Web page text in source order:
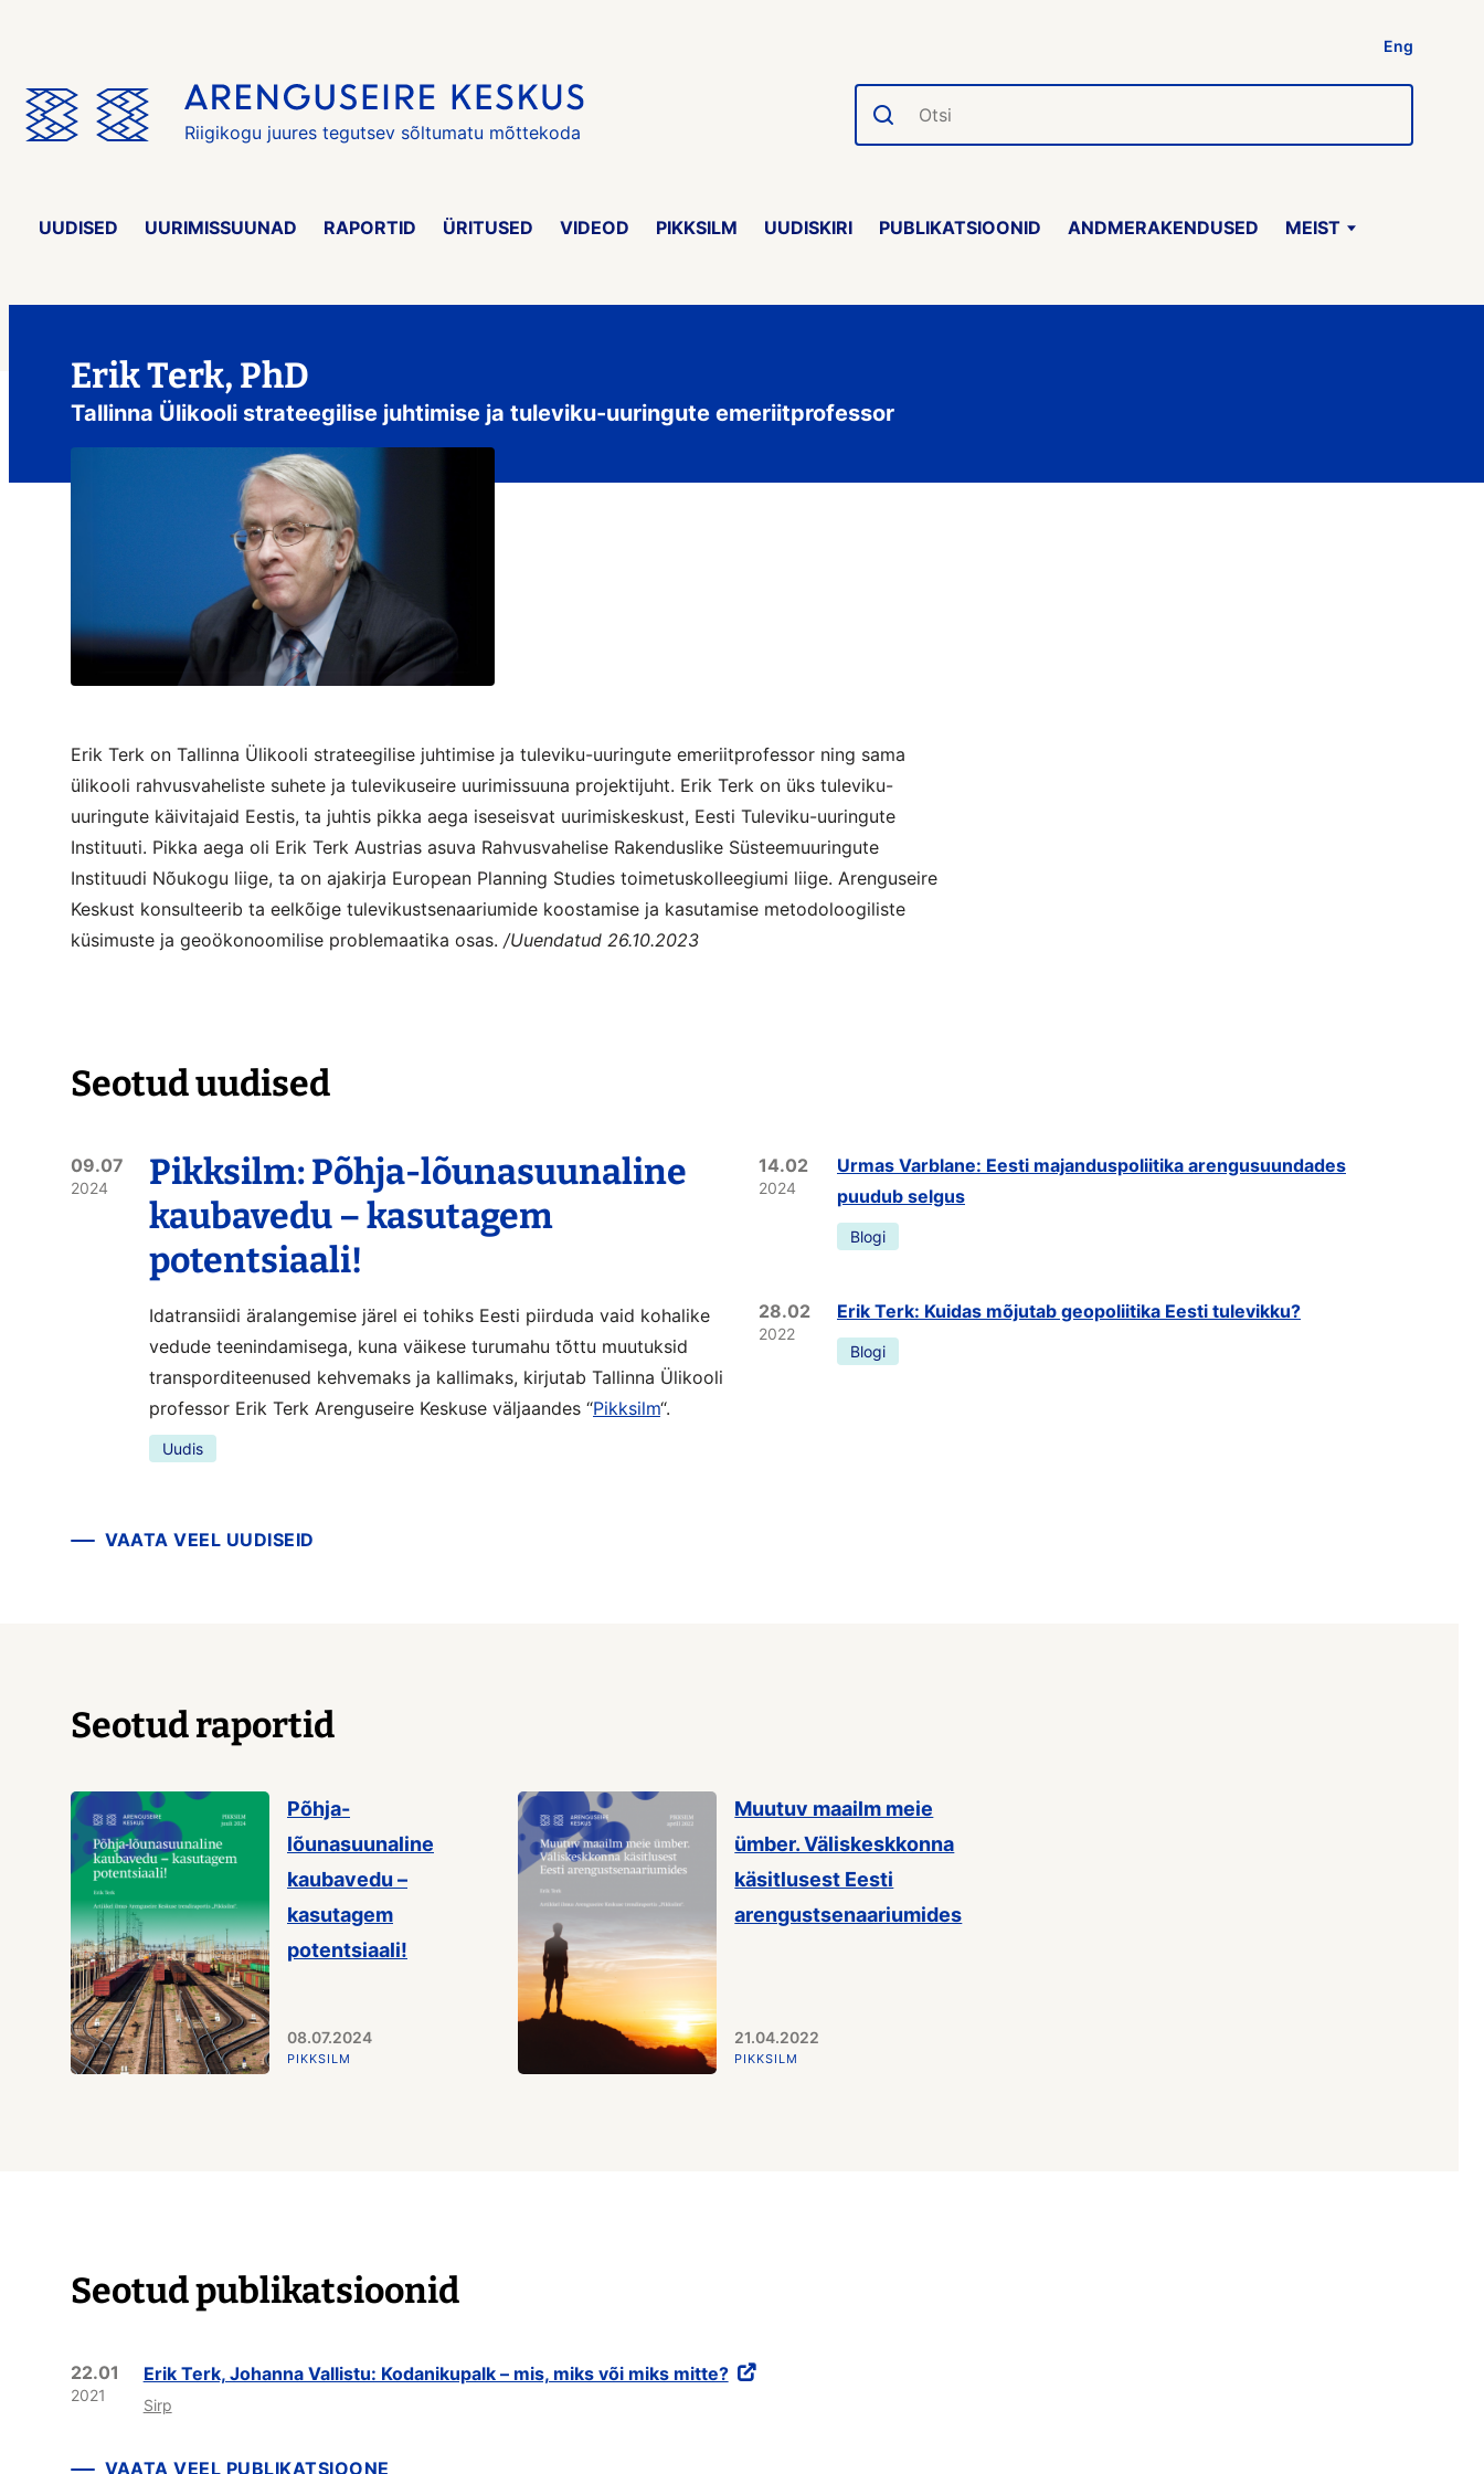
Eng
Riigikogu juures tegutsev sõltumatu mõttekoda
Otsi
UUDISED UURIMISSUUNAD RAPORTID ÜRITUSED VIDEOD PIKKSILM UUDISKIRI PUBLIKATSIOONID ANDMERAKENDUSED MEIST
Erik Terk, PhD
Tallinna Ülikooli strateegilise juhtimise ja tuleviku-uuringute emeriitprofessor
Erik Terk on Tallinna Ülikooli strateegilise juhtimise ja tuleviku-uuringute emeriitprofessor ning sama
ülikooli rahvusvaheliste suhete ja tulevikuseire uurimissuuna projektijuht. Erik Terk on üks tuleviku-
uuringute käivitajaid Eestis, ta juhtis pikka aega iseseisvat uurimiskeskust, Eesti Tuleviku-uuringute
Instituuti. Pikka aega oli Erik Terk Austrias asuva Rahvusvahelise Rakenduslike Süsteemuuringute
Instituudi Nõukogu liige, ta on ajakirja European Planning Studies toimetuskolleegiumi liige. Arenguseire
Keskust konsulteerib ta eelkõige tulevikustsenaariumide koostamise ja kasutamise metodoloogiliste
küsimuste ja geoökonoomilise problemaatika osas. /Uuendatud 26.10.2023
Seotud uudised
09.07
2024
Pikksilm: Põhja-lõunasuunaline
kaubavedu – kasutagem
potentsiaali!
Idatransiidi äralangemise järel ei tohiks Eesti piirduda vaid kohalike
vedude teenindamisega, kuna väikese turumahu tõttu muutuksid
transporditeenused kehvemaks ja kallimaks, kirjutab Tallinna Ülikooli
professor Erik Terk Arenguseire Keskuse väljaandes “Pikksilm“.
Uudis
14.02
2024
Urmas Varblane: Eesti majanduspoliitika arengusuundades
puudub selgus
Blogi
28.02
2022
Erik Terk: Kuidas mõjutab geopoliitika Eesti tulevikku?
Blogi
VAATA VEEL UUDISEID
Seotud raportid
Põhja-
lõunasuunaline
kaubavedu –
kasutagem
potentsiaali!
08.07.2024
PIKKSILM
Muutuv maailm meie
ümber. Väliskeskkonna
käsitlusest Eesti
arengustsenaariumides
21.04.2022
PIKKSILM
Seotud publikatsioonid
22.01
2021
Erik Terk, Johanna Vallistu: Kodanikupalk – mis, miks või miks mitte?
Sirp
VAATA VEEL PUBLIKATSIOONE